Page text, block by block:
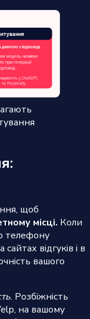
щоб
місці. Коли
телефону
відгуків і в
вашого
. Розбіжність
на вашому